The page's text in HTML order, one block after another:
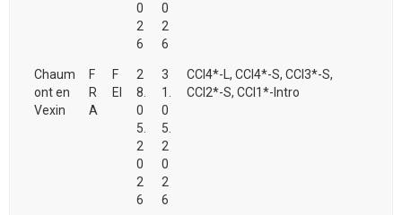
0
2
6
0
2
6
Chaum
ont en
Vexin
F
R
A
F
EI
2
8.
0
5.
2
0
2
6
3
1.
0
5.
2
0
2
6
CCI4*-L, CCI4*-S, CCI3*-S,
CCI2*-S, CCI1*-Intro